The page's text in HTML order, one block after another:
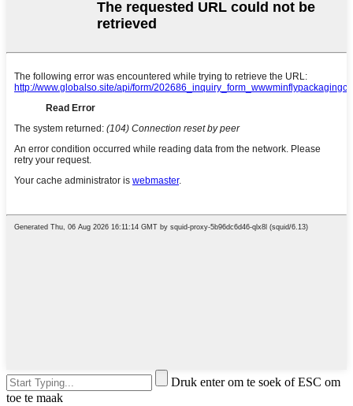
Druk enter om te soek of ESC om
toe te maak